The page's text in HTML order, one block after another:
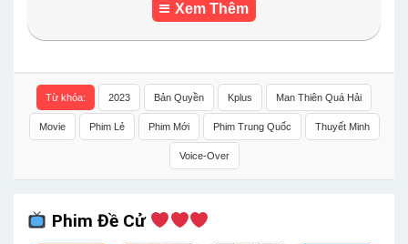
Xem Thêm
Từ khóa: 2023 Bản Quyền Kplus Man Thiên Quá Hải
Movie Phim Lẻ Phim Mới Phim Trung Quốc Thuyết Minh
Voice-Over
Phim Đề Cử